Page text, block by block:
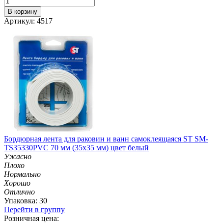
В корзину
Артикул: 4517
Бордюрная лента для раковин и ванн самоклеящаяся ST SM-
TS35330PVC 70 мм (35х35 мм) цвет белый
Ужасно
Плохо
Нормально
Хорошо
Отлично
Упаковка: 30
Перейти в группу
Розничная цена: